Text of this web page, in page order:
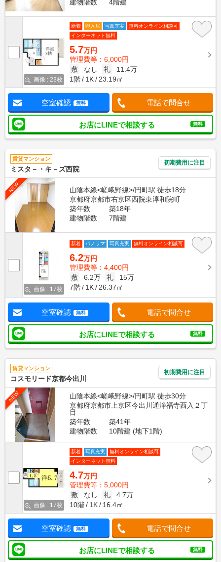
建物階数 4階建
画像 : 23枚
新着 即入居 写真充実
無料オンライン相談可
インターネット無料
5.7万円
管理費等：6,000円
敷
なし 礼
11.4万
1階
1K 23.19㎡
空室確認 無料 電話で問合せ
お店にLINEで相談する 無料
賃貸マンション
ミスタ－・キ－ズ西院
初期費用に注目
NEW
山陰本線<嵯峨野線>/円町駅 徒歩18分
京都府京都市右京区西院東淳和院町
築年数
築18年
建物階数
7階建
画像 : 17枚
新着 パノラマ 写真充実 無料オンライン相談可
6.2万円
管理費等：4,400円
敷
6.2万 礼
15万
7階
1K 26.37㎡
空室確認 無料 電話で問合せ
お店にLINEで相談する 無料
賃貸マンション
コスモリード京都今出川
初期費用に注目
NEW
山陰本線<嵯峨野線>/円町駅 徒歩30分
京都府京都市上京区今出川通浄福寺西入２丁
目
築年数
築41年
建物階数
10階建 (地下1階)
画像 : 17枚
新着 写真充実
無料オンライン相談可
インターネット無料
4.7万円
管理費等：5,000円
敷
なし 礼
4.7万
10階
1K 16.4㎡
空室確認 無料 電話で問合せ
お店にLINEで相談する 無料